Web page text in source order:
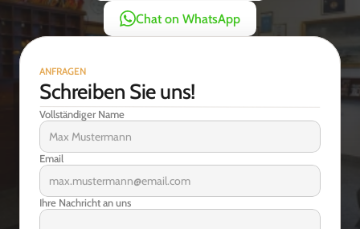
Chat on WhatsApp
ANFRAGEN
Schreiben Sie uns!
Vollständiger Name
Email
Ihre Nachricht an uns